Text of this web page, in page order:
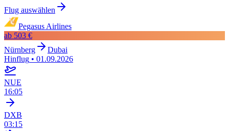
Flug auswählen
Pegasus Airlines
ab 503 €
Nürnberg
Dubai
Hinflug • 01.09.2026
NUE
16:05
DXB
03:15